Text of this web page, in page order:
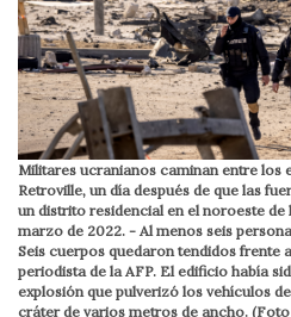
Militares ucranianos caminan entre
Retroville, un día después de que las
un distrito residencial en el noroeste de
marzo de 2022. - Al menos seis
Seis cuerpos quedaron tendidos frente
periodista de la AFP. El edificio había
explosión que pulverizó los vehículos
cráter de varios metros de ancho.